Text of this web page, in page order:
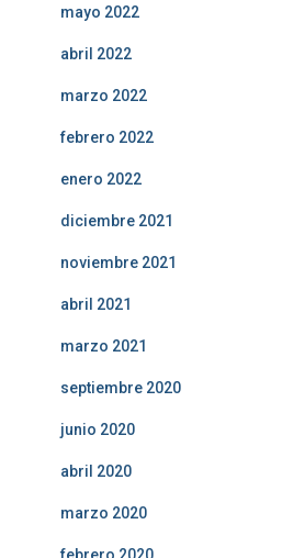
mayo 2022
abril 2022
marzo 2022
febrero 2022
enero 2022
diciembre 2021
noviembre 2021
abril 2021
marzo 2021
septiembre 2020
junio 2020
abril 2020
marzo 2020